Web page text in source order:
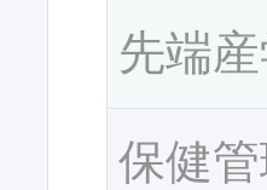
先端
保健